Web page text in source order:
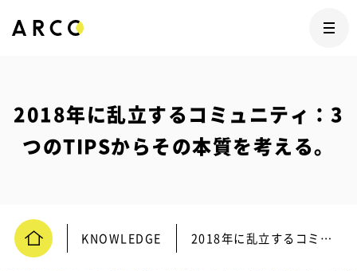
2018年に乱立するコミュニティ：3
つのTIPSからその本質を考える。
KNOWLEDGE 2018年に乱立するコミュニティ：3つのTIPSからその本質を考える。